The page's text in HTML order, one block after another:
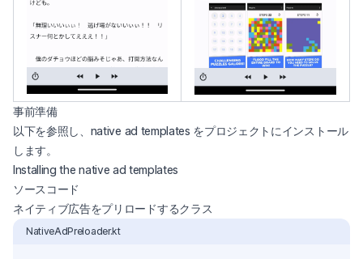
事前準備
以下を参照し、native ad templates をプロジェクトにインストール
します。
Installing the native ad templates
ソースコード
ネイティブ広告をプリロードするクラス
NativeAdPreloader.kt